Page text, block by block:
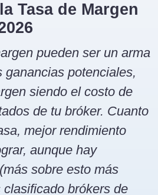
Tasa de Margen
pueden ser un arma
ganancias potenciales,
siendo el costo de
de tu bróker. Cuanto
mejor rendimiento
aunque hay
sobre esto más
brókers de